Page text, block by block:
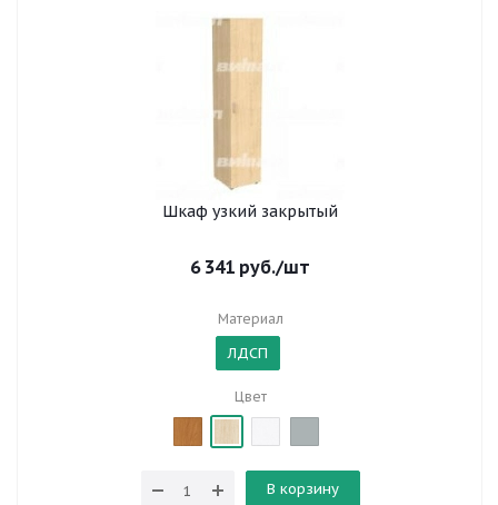
Шкаф узкий закрытый
6 341 руб./шт
Материал
ЛДСП
Цвет
В корзину